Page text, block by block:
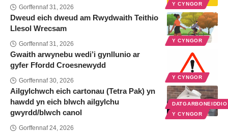
Y CYNGOR
Gorffennaf 31, 2026
Y CYNGOR
Dweud eich dweud am Rwydwaith Teithio
Llesol Wrecsam
Gorffennaf 31, 2026
Y CYNGOR
Gwaith arwynebu wedi’i gynllunio ar
gyfer Ffordd Croesnewydd
Gorffennaf 30, 2026
Y CYNGOR
Ailgylchwch eich cartonau (Tetra Pak) yn
hawdd yn eich blwch ailgylchu
gwyrdd/blwch canol
Gorffennaf 24, 2026